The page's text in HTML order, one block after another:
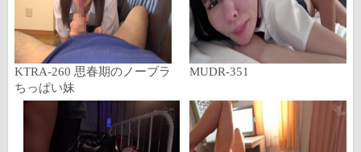
MUDR-351
KTRA-260 思春期のノーブラ
ちっぱい妹